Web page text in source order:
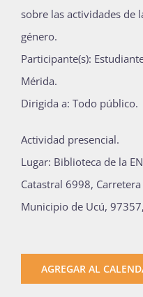
sobre las actividades de
género.
Participante(s):
Mérida.
Dirigida a: Todo público.
Actividad presencial.
Lugar: Biblioteca de la
Catastral 6998,
Municipio de Ucú,
AGREGAR AL